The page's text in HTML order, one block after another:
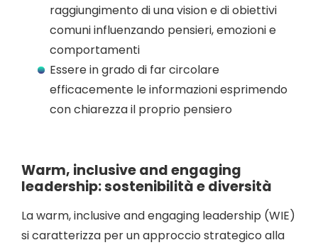
raggiungimento di una vision e di obiettivi
comuni influenzando pensieri, emozioni e
comportamenti
Essere in grado di far circolare
efficacemente le informazioni esprimendo
con chiarezza il proprio pensiero
Warm, inclusive and engaging
leadership: sostenibilità e diversità
La warm, inclusive and engaging leadership (WIE)
si caratterizza per un approccio strategico alla